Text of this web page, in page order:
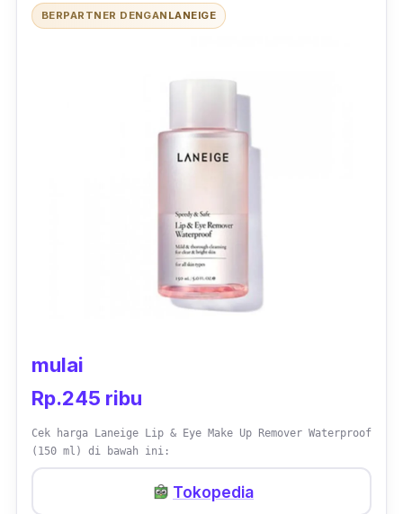
BERPARTNER DENGAN LANEIGE
mulai
Rp.245 ribu
Cek harga Laneige Lip & Eye Make Up Remover Waterproof
(150 ml) di bawah ini:
Tokopedia